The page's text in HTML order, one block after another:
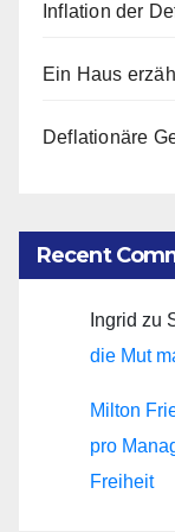
Inflation der
Ein Haus
Deflationäre
Recent
Ingrid zu
die Mut
Milton
pro
Freiheit